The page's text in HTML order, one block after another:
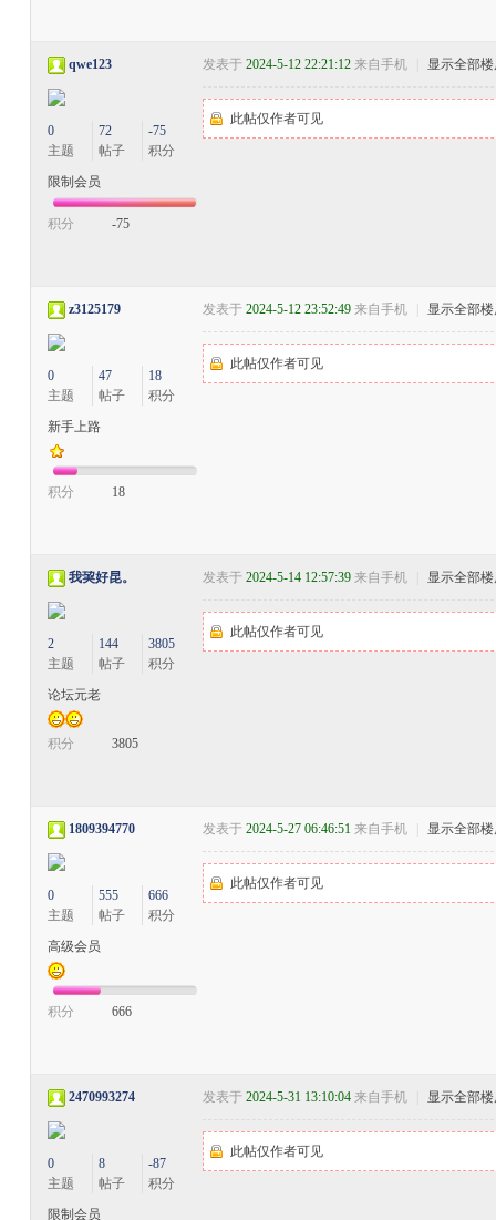
qwe123
0
主题
72
帖子
-75
积分
限制会员
积分 -75
发表于 2024-5-12 22:21:12 来自手机 显示全部
此帖仅作者可见
z3125179
0
主题
47
帖子
18
积分
新手上路
积分 18
发表于 2024-5-12 23:52:49 来自手机 显示全部
此帖仅作者可见
我巭好昆。
2
主题
144
帖子
3805
积分
论坛元老
积分 3805
发表于 2024-5-14 12:57:39 来自手机 显示全部
此帖仅作者可见
1809394770
0
主题
555
帖子
666
积分
高级会员
积分 666
发表于 2024-5-27 06:46:51 来自手机 显示全部
此帖仅作者可见
2470993274
0
主题
8
帖子
-87
积分
限制会员
发表于 2024-5-31 13:10:04 来自手机 显示全部
此帖仅作者可见